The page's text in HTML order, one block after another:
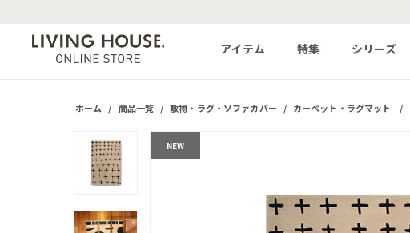
アイテム 特集 シリーズ
ホーム / 商品一覧 / 敷物・ラグ・ソファカバー / カーペット・ラグマット /
NEW